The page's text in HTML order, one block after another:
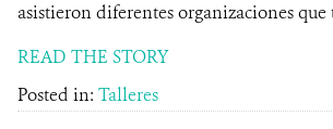
asistieron diferentes organizaciones que
READ THE STORY
Posted in: Talleres